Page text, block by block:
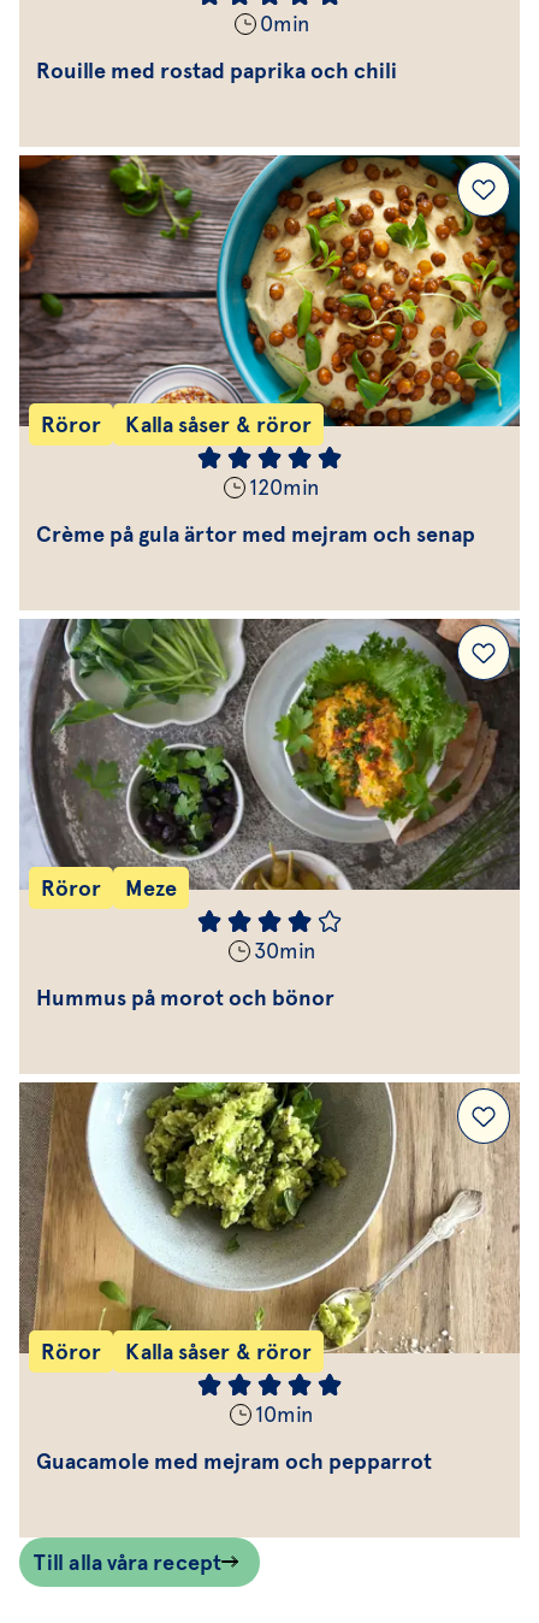
0min
Rouille med rostad paprika och chili
Röror Kalla såser & röror
120min
Crème på gula ärtor med mejram och senap
Röror Meze
30min
Hummus på morot och bönor
Röror Kalla såser & röror
10min
Guacamole med mejram och pepparrot
Till alla våra recept